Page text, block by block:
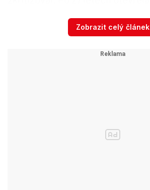
se stal Vladimír Eisenbruk.
setkání kubánských disidentů.
Zobrazit celý článek